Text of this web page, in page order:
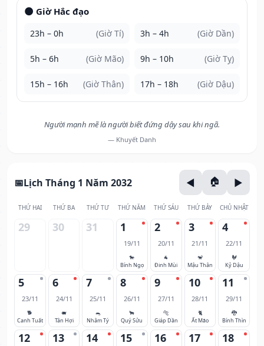
🌑 Giờ Hắc đạo
23h – 0h (Giờ Tí) 3h – 4h (Giờ Dần)
5h – 6h (Giờ Mão) 9h – 10h (Giờ Tỵ)
15h – 16h (Giờ Thân) 17h – 18h (Giờ Dậu)
Người mạnh mẽ là người biết đứng dậy sau khi ngã.
— Khuyết Danh
Lịch Tháng 1 Năm 2032
THỨ HAI THỨ BA THỨ TƯ THỨ NĂM THỨ SÁU THỨ BẢY CHỦ NHẬT
29 30 31 1
19/11
🐎
Bính Ngọ
2
20/11
🐐
Đinh Mùi
3
21/11
🐒
Mậu Thân
4
22/11
🐓
Kỷ Dậu
5
23/11
🐕
Canh Tuất
6
24/11
🐖
Tân Hợi
7
25/11
🐀
Nhâm Tý
8
26/11
🐂
Quý Sửu
9
27/11
🐅
Giáp Dần
10
28/11
🐈
Ất Mão
11
29/11
🐉
Bính Thìn
12 13 14 15 16 17 18